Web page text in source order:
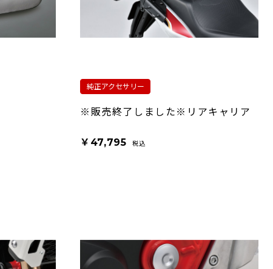
純正アクセサリー
※販売終了しました※リアキャリア
￥47,795 税込